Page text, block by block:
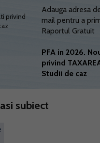
Adauga adresa
mail pentru a
Raportul Gratuit
PFA in 2026.
privind
Studii de caz
subiect